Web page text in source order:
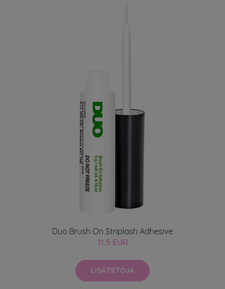
Duo Brush On Striplash Adhesive
11.5 EUR
LISÄTIETOJA